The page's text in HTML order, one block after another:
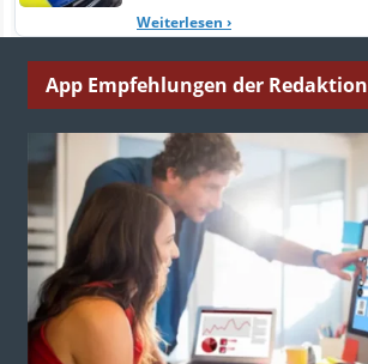
Weiterlesen ›
App Empfehlungen der Redaktion